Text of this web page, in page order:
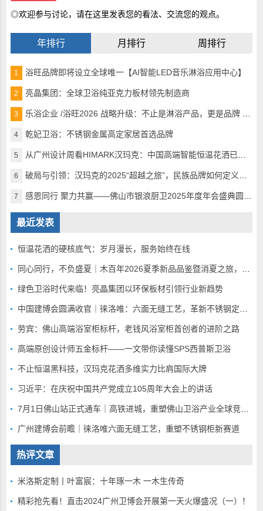
◎欢迎参与讨论，请在这里发表您的看法、交流您的观点。
年排行 月排行 周排行
1 浴旺品牌即将设立全球唯一【AI智能LED音乐淋浴应用中心】
2 亮晶集团：全球卫浴纯亚克力板材领先制造商
3 乐浴企业 /浴旺2026 战略升级：不止是淋浴产品，更是品牌 + 生活方式的引领者
4 乾妃卫浴：不锈钢金属高定家居首选品牌
5 从广州设计周看HIMARK汉玛克：中国高端智能恒温花洒已完美超越
6 破局与引领：汉玛克的2025“超越之旅”，民族品牌如何定义全球高奢沐浴
7 感恩同行 聚力共赢——佛山市银浪厨卫2025年度年会盛典圆满落幕
最近发表
恒温花洒的硬核底气：岁月漫长，服务始终在线
同心同行，不负盛夏｜木百年2026夏季新品品鉴暨消夏之旅，静候全国家人赴蓉
绿色卫浴时代来临！亮晶集团以环保板材引领行业新趋势
中国建博会圆满收官｜徕洛唯：六面无缝工艺，革新不锈钢定制赛道
劳宾：佛山高端浴室柜标杆，老钱风浴室柜首创者的进阶之路
高端原创设计师五金标杆——一文带你读懂SPS西普斯卫浴
不止恒温黑科技，汉玛克花洒多维实力比肩国际大牌
习近平：在庆祝中国共产党成立105周年大会上的讲话
7月1日佛山站正式通车｜高铁进城，重塑佛山卫浴产业全球竞争底盘
广州建博会前瞻｜徕洛唯六面无缝工艺，重塑不锈钢柜新赛道
热评文章
米洛斯定制丨叶富宸：十年琢一木 一木生传奇
精彩抢先看！直击2024广州卫博会开展第一天火爆盛况（一）！